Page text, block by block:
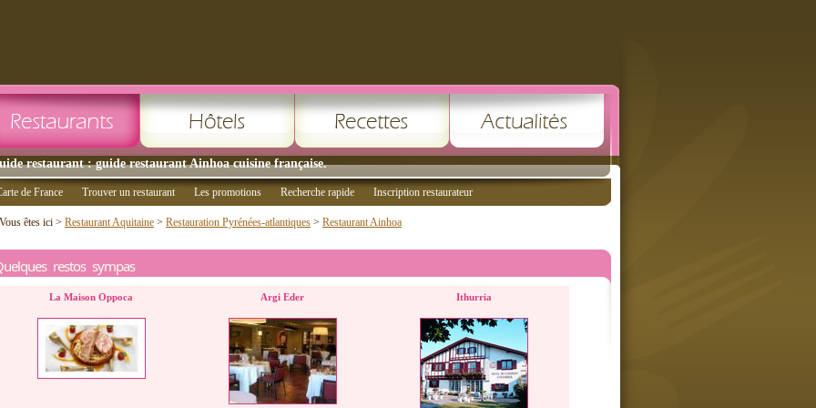
restaurant : guide restaurant Ainhoa cuisine française.
de France Trouver un restaurant Les promotions Recherche rapide Inscription restaurateur
Vous êtes ici > Restaurant Aquitaine > Restauration Pyrénées-atlantiques > Restaurant Ainhoa
restos sympas
La Maison Oppoca Argi Eder Ithurria